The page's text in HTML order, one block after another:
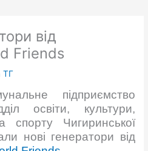
від
Friends
ТГ
підприємство
освіти, культури,
спорту Чигиринської
нові генератори від